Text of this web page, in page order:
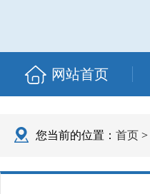
网站首页
您当前的位置： 首页 >